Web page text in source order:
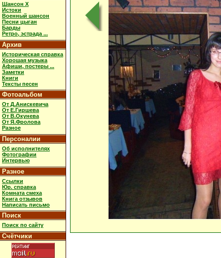
Шансон X
Истоки
Военный шансон
Песни цыган
Барды
Ретро, эстрада ...
Архив
Историческая справка
Хорошая музыка
Афиши, постеры ...
Заметки
Книги
Тексты песен
Фотоальбом
От Д.Анискевича
От Е.Гиршева
От В.Окунева
От Я.Фролова
Разное
Персоналии
Об исполнителях
Фотографии
Интервью
Разное
Ссылки
Юр. справка
Комната смеха
Книга отзывов
Написать письмо
Поиск
Поиск по сайту
Счётчики